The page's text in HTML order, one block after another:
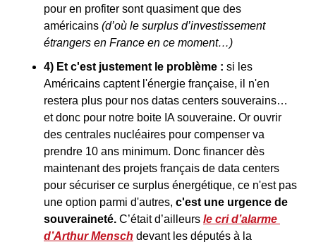
pour en profiter sont quasiment que des
américains (d’où le surplus d’investissement
étrangers en France en ce moment…)
4) Et c'est justement le problème : si les
Américains captent l'énergie française, il n'en
restera plus pour nos datas centers souverains…
et donc pour notre boite IA souveraine. Or ouvrir
des centrales nucléaires pour compenser va
prendre 10 ans minimum. Donc financer dès
maintenant des projets français de data centers
pour sécuriser ce surplus énergétique, ce n'est pas
une option parmi d'autres, c'est une urgence de
souveraineté. C’était d’ailleurs le cri d’alarme
d’Arthur Mensch devant les députés à la